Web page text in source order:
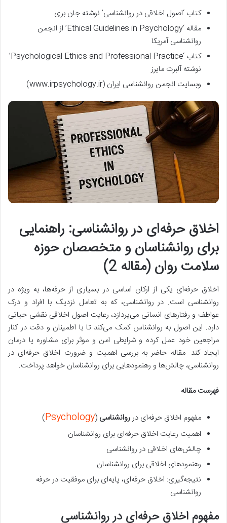
کتاب ‘اصول اخلاقی در روانشناسی’ نوشته جان بری
مقاله ‘Ethical Guidelines in Psychology’ از انجمن
روانشناسی آمریکا
کتاب ‘Psychological Ethics and Professional Practice’
نوشته آلبرت مایرز
وبسایت انجمن روانشناسی ایران (www.irpsychology.ir)
اخلاق حرفه‌ای در روانشناسی: راهنمایی
برای روانشناسان و متخصصان حوزه
سلامت روان (مقاله 2)
اخلاق حرفه‌ای یکی از ارکان اساسی در بسیاری از حرفه‌ها، به ویژه در
روانشناسی است. در روانشناسی، که به تعامل نزدیک با افراد و درک
عواطف و رفتارهای انسانی می‌پردازد، رعایت اصول اخلاقی نقشی حیاتی
دارد. این اصول به روانشناس کمک می‌کند تا با اطمینان و دقت در کنار
مراجعین خود عمل کرده و شرایطی امن و موثر برای مشاوره یا درمان
ایجاد کند. مقاله حاضر به بررسی اهمیت و ضرورت اخلاق حرفه‌ای در
روانشناسی، چالش‌ها و رهنمودهایی برای روانشناسان خواهد پرداخت.
فهرست مقاله
مفهوم اخلاق حرفه‌ای درروانشناسی (
Psychology
)
اهمیت رعایت اخلاق حرفه‌ای برای روانشناسان
چالش‌های اخلاقی در روانشناسی
رهنمودهای اخلاقی برای روانشناسان
نتیجه‌گیری: اخلاق حرفه‌ای، پایه‌ای برای موفقیت در حرفه
روانشناسی
مفهوم اخلاق حرفه‌ای در روانشناسی